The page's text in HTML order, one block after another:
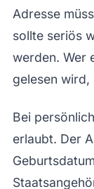
Adresse
sollte seriös
werden. Wer
gelesen
Bei
erlaubt. Der